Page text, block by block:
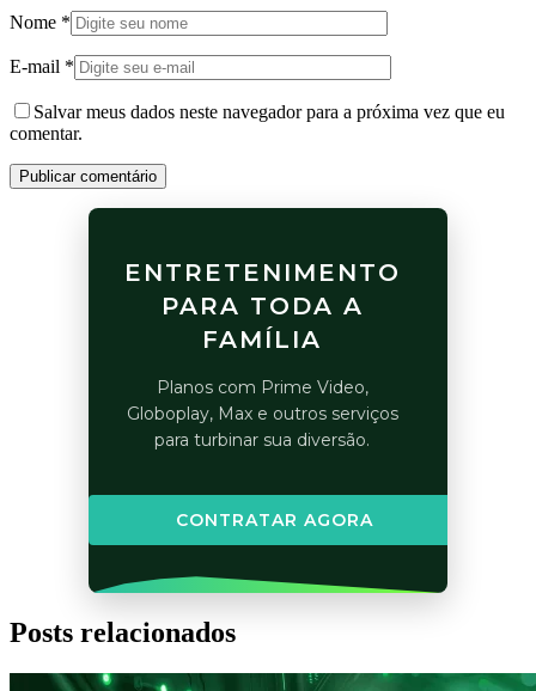
Nome *
E-mail *
Salvar meus dados neste navegador para a próxima vez que eu
comentar.
Publicar comentário
ENTRETENIMENTO
PARA TODA A
FAMÍLIA
Planos com Prime Video,
Globoplay, Max e outros serviços
para turbinar sua diversão.
CONTRATAR AGORA
Posts relacionados